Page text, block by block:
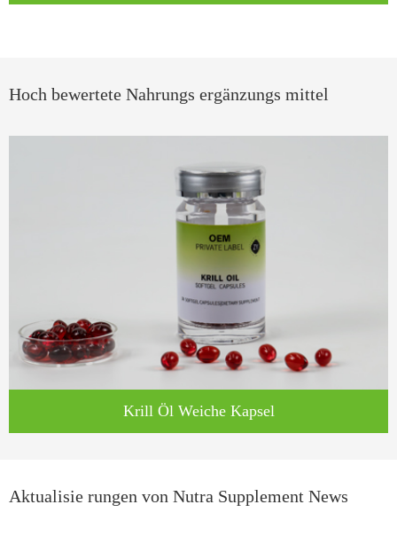
Hoch bewertete Nahrungs ergänzungs mittel
Krill Öl Weiche Kapsel
Aktualisie rungen von Nutra Supplement News